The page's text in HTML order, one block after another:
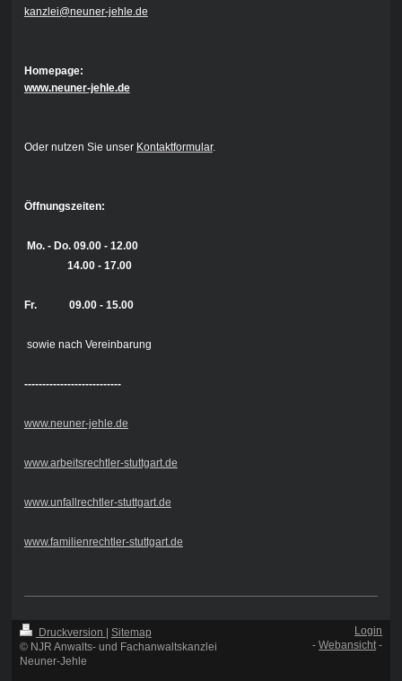
kanzlei@neuner-jehle.de
Homepage:
www.neuner-jehle.de
Oder nutzen Sie unser Kontaktformular.
Öffnungszeiten:
Mo. - Do. 09.00 - 12.00
14.00 - 17.00
Fr. 09.00 - 15.00
sowie nach Vereinbarung
---------------------------
www.neuner-jehle.de
www.arbeitsrechtler-stuttgart.de
www.unfallrechtler-stuttgart.de
www.familienrechtler-stuttgart.de
Druckversion
Sitemap
© NJR Anwalts- und Fachanwaltskanzlei
Neuner-Jehle
Login
-Webansicht-